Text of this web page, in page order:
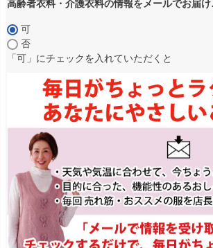
高齢者衣料・介護衣料の情報をメールでお届け
可
否
「可」にチェックを入れていただくと